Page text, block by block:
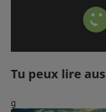
Tu peux lire
g